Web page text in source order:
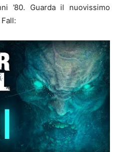
’80. Guarda il nuovissimo